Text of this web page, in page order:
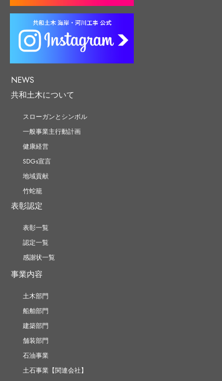
NEWS
共和土木について
スローガンとシンボル
一般事業主行動計画
健康経営
SDGs宣言
地域貢献
竹蛇籠
表彰認定
表彰一覧
認定一覧
感謝状一覧
事業内容
土木部門
船舶部門
建築部門
舗装部門
石油事業
土石事業【関連会社】